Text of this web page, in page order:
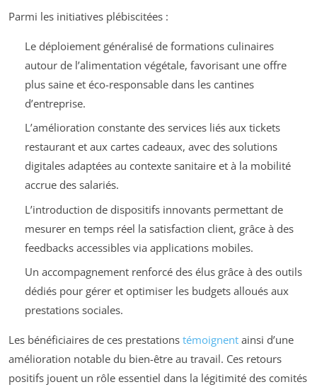
Parmi les initiatives plébiscitées :
Le déploiement généralisé de formations culinaires
autour de l’alimentation végétale, favorisant une offre
plus saine et éco-responsable dans les cantines
d’entreprise.
L’amélioration constante des services liés aux tickets
restaurant et aux cartes cadeaux, avec des solutions
digitales adaptées au contexte sanitaire et à la mobilité
accrue des salariés.
L’introduction de dispositifs innovants permettant de
mesurer en temps réel la satisfaction client, grâce à des
feedbacks accessibles via applications mobiles.
Un accompagnement renforcé des élus grâce à des outils
dédiés pour gérer et optimiser les budgets alloués aux
prestations sociales.
Les bénéficiaires de ces prestations témoignent ainsi d’une
amélioration notable du bien-être au travail. Ces retours
positifs jouent un rôle essentiel dans la légitimité des comités